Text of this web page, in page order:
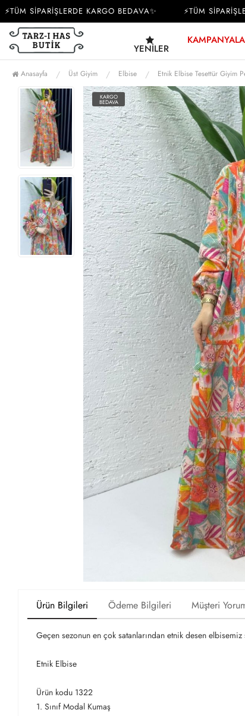
SİPARİŞLERDE KARGO BEDAVA✨ ⚡TÜM
YENILER
Anasayfa Üst Giyim Elbise Etnik Elbise Tesettür Giyim
KARGO
BEDAVA
Ürün Bilgileri Ödeme Bilgileri Müşteri
Geçen sezonun en çok satanlarından etnik desen elbisemiz
Etnik Elbise
Ürün kodu 1322
1. Sınıf Modal Kumaş